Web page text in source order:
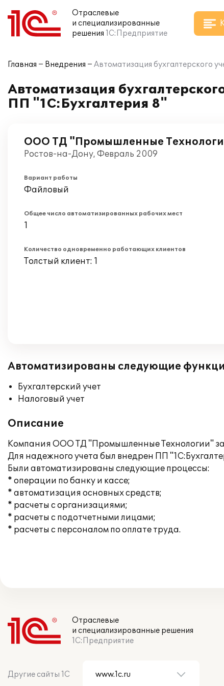
Отраслевые
и специализированные
решения 1С:Предприятие
Главная Внедрения Автоматизация бухгалтерского
Автоматизация
ПП "1С:Бухгалтерия 8"
ООО ТД "Промышленные
Ростов-на-Дону, Февраль 2009
Вариант работы
Файловый
Общее число автоматизированных рабочих мест
1
Количество одновременно работающих клиентов
Толстый клиент: 1
Автоматизированы следующие
Бухгалтерский учет
Налоговый учет
Описание
Компания ООО ТД "Промышленные Технологии"
Для надежного учета был внедрен ПП
Были автоматизированы следующие процессы:
* операции по банку и кассе;
* автоматизация основных средств;
* расчеты с организациями;
* расчеты с подотчетными лицами;
* расчеты с персоналом по оплате труда.
Отраслевые
и специализированные решения
1С:Предприятие
Другие сайты 1С